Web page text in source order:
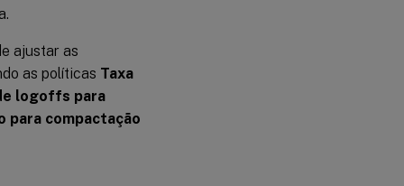
ajustar as
as políticas Taxa
logoffs para
para compactação